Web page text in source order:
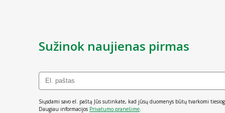
Sužinok naujienas pirmas
Siųsdami savo el. paštą Jūs sutinkate, kad jūsų duomenys būtų tvarkomi
Daugiau informacijos Privatumo pranešime